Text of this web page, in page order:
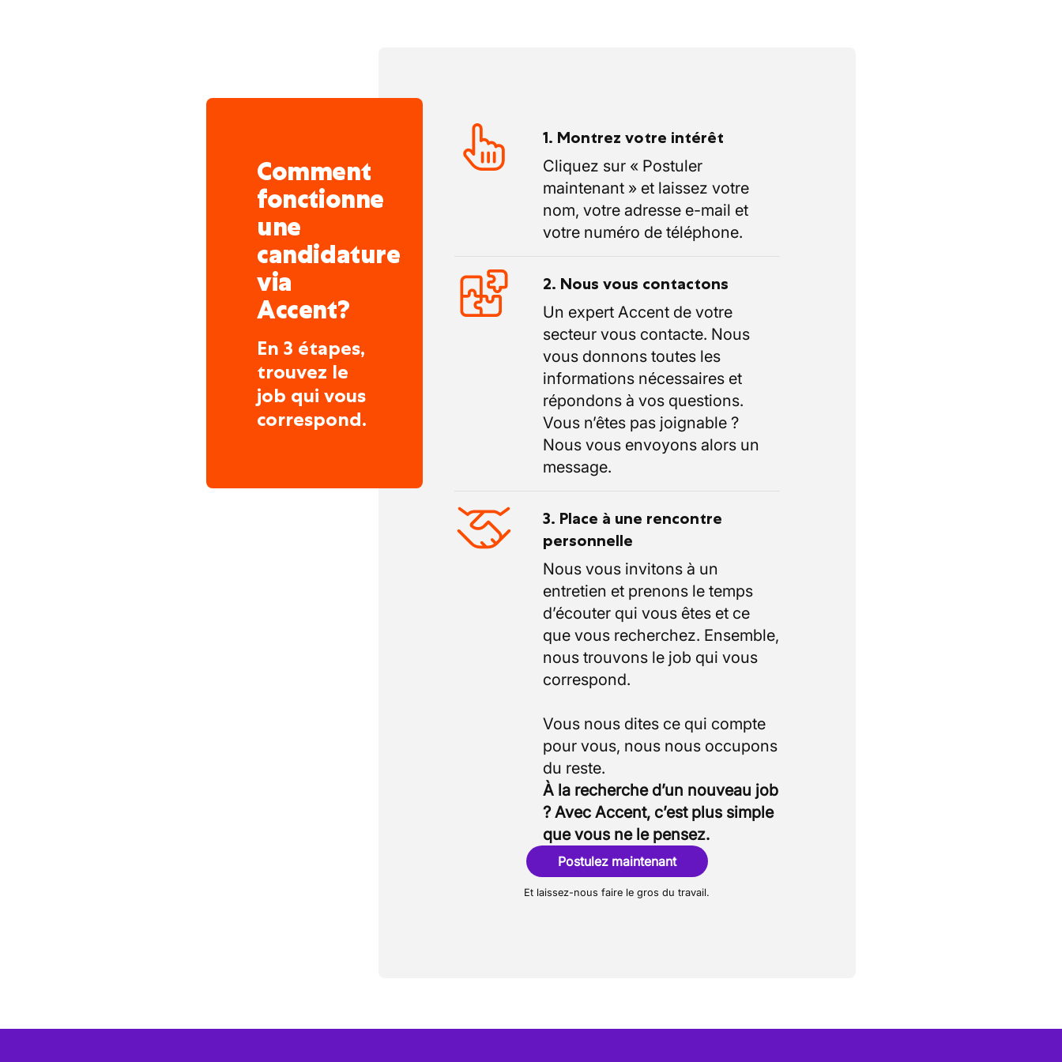
Comment
fonctionne
une
candidature
via
Accent?
En 3 étapes,
trouvez le
job qui vous
correspond.
1. Montrez votre intérêt
Cliquez sur « Postuler
maintenant » et laissez votre
nom, votre adresse e-mail et
votre numéro de téléphone.
2. Nous vous contactons
Un expert Accent de votre
secteur vous contacte. Nous
vous donnons toutes les
informations nécessaires et
répondons à vos questions.
Vous n’êtes pas joignable ?
Nous vous envoyons alors un
message.
3. Place à une rencontre
personnelle
Nous vous invitons à un
entretien et prenons le temps
d’écouter qui vous êtes et ce
que vous recherchez. Ensemble,
nous trouvons le job qui vous
correspond.
Vous nous dites ce qui compte
pour vous, nous nous occupons
À la recherche d’un nouveau job
? Avec Accent, c’est plus simple
que vous ne le pensez.
Postulez maintenant
Et laissez-nous faire le gros du travail.